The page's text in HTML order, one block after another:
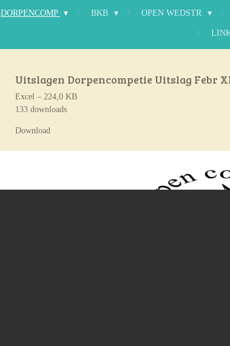
DORPENCOMP BKB OPEN WEDSTR
Uitslagen Dorpencompetie Uitslag Febr
Excel – 224,0 KB
133 downloads
Download